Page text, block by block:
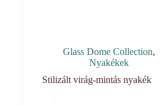
Glass Dome Collection,
Nyakékek
Stilizált virág-mintás nyakék